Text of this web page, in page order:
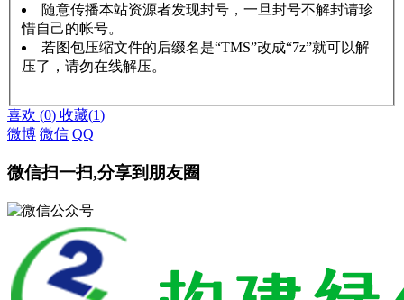
随意传播本站资源者发现封号，一旦封号不解封请珍
惜自己的帐号。
若图包压缩文件的后缀名是“TMS”改成“7z”就可以解
压了，请勿在线解压。
喜欢 (0) 收藏(1)
微博 微信 QQ
微信扫一扫,分享到朋友圈